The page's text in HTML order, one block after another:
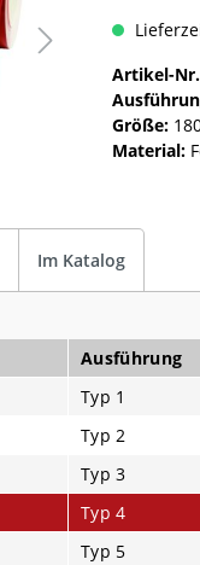
Artikel-
Größe:
Material:
Im Katalog
Ausführung
Typ 1
Typ 2
Typ 3
Typ 4
Typ 5